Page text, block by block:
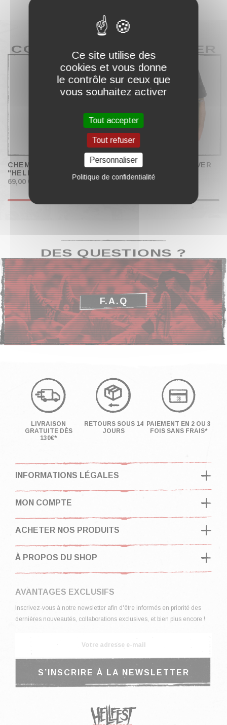
COMPLÉTER MON PANIER
CHEMISE FLANELLE
"HELLFIRE"
69,00 €
CHEMISETTE ALLOVER
"LEGACY"
59,00 €
DES QUESTIONS ?
F.A.Q
LIVRAISON
GRATUITE DÈS
130€*
RETOURS SOUS 14
JOURS
PAIEMENT EN 2 OU 3
FOIS SANS FRAIS*
INFORMATIONS LÉGALES
MON COMPTE
ACHETER NOS PRODUITS
À PROPOS DU SHOP
AVANTAGES EXCLUSIFS
Inscrivez-vous à notre newsletter afin d'être informés en priorité des
dernières nouveautés, collaborations exclusives, et bien plus encore !
Ce site utilise des
cookies et vous donne
le contrôle sur ceux que
vous souhaitez activer
Tout accepter
Tout refuser
Personnaliser
Politique de confidentialité